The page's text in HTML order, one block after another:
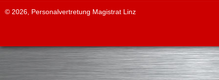
© 2026, Personalvertretung Magistrat Linz